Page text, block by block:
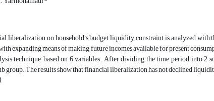
liberalization on household’s budget liquidity constraint is analyzed
expanding means of making future incomes available for present
technique, based on 6 variables. After dividing the time period into
group. The results show that financial liberalization has not declined